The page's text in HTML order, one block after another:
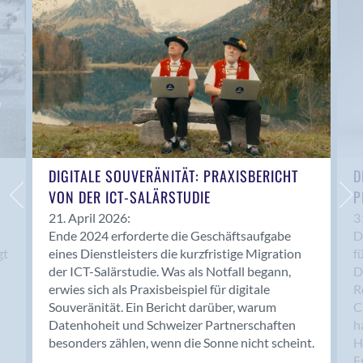
Anwil
Appenzell
Au SG
Baar
Baden
Balsthal
Balzers
Basel
Bassersdorf
Belp
Bendern
Benken (SG)
Bergdietikon
Berlin
Bern
Bern - Liebefeld
DIGITALE SOUVERÄNITÄT: PRAXISBERICHT
VON DER ICT-SALÄRSTUDIE
21. April 2026:
Ende 2024 erforderte die Geschäftsaufgabe
eines Dienstleisters die kurzfristige Migration
der ICT-Salärstudie. Was als Notfall begann,
erwies sich als Praxisbeispiel für digitale
Souveränität. Ein Bericht darüber, warum
Datenhoheit und Schweizer Partnerschaften
besonders zählen, wenn die Sonne nicht scheint.